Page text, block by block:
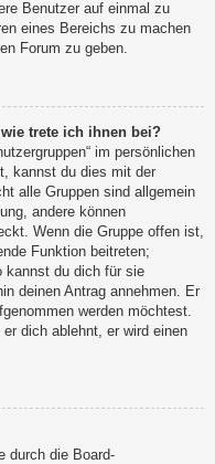
Benutzer auf einmal zu
eines Bereichs zu machen
Forum zu geben.
trete ich ihnen bei?
im persönlichen
kannst du dies mit der
alle Gruppen sind allgemein
andere können
Wenn die Gruppe offen ist,
Funktion beitreten;
kannst du dich für sie
deinen Antrag annehmen. Er
werden möchtest.
dich ablehnt, er wird einen
durch die Board-